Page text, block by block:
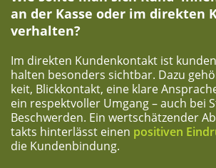
an der Kas­se oder im direk­ten
verhalten?
Im direk­ten Kun­den­kon­takt ist
hal­ten beson­ders sicht­bar. Dazu
keit, Blick­kon­takt, eine kla­re
ein respekt­vol­ler Umgang – auch bei
Beschwer­den. Ein wert­schät­zen­der
takts hin­ter­lässt einen posi­ti­ven
die Kundenbindung.